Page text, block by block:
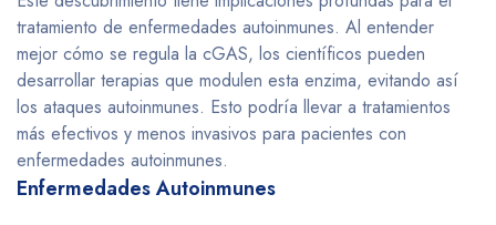
tratamiento de enfermedades autoinmunes. Al entender
mejor cómo se regula la cGAS, los científicos pueden
desarrollar terapias que modulen esta enzima, evitando así
los ataques autoinmunes. Esto podría llevar a tratamientos
más efectivos y menos invasivos para pacientes con
enfermedades autoinmunes.
Enfermedades Autoinmunes